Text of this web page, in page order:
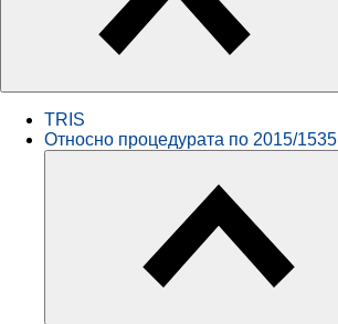
TRIS
Относно процедурата по 2015/1535